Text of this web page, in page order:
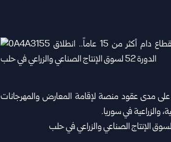
الصناعي والزراعي بحلب عام 1959، وشكّل على مدى عقود منصة لإقامة المعارض والمهرجانات
والزراعية في سوريا.